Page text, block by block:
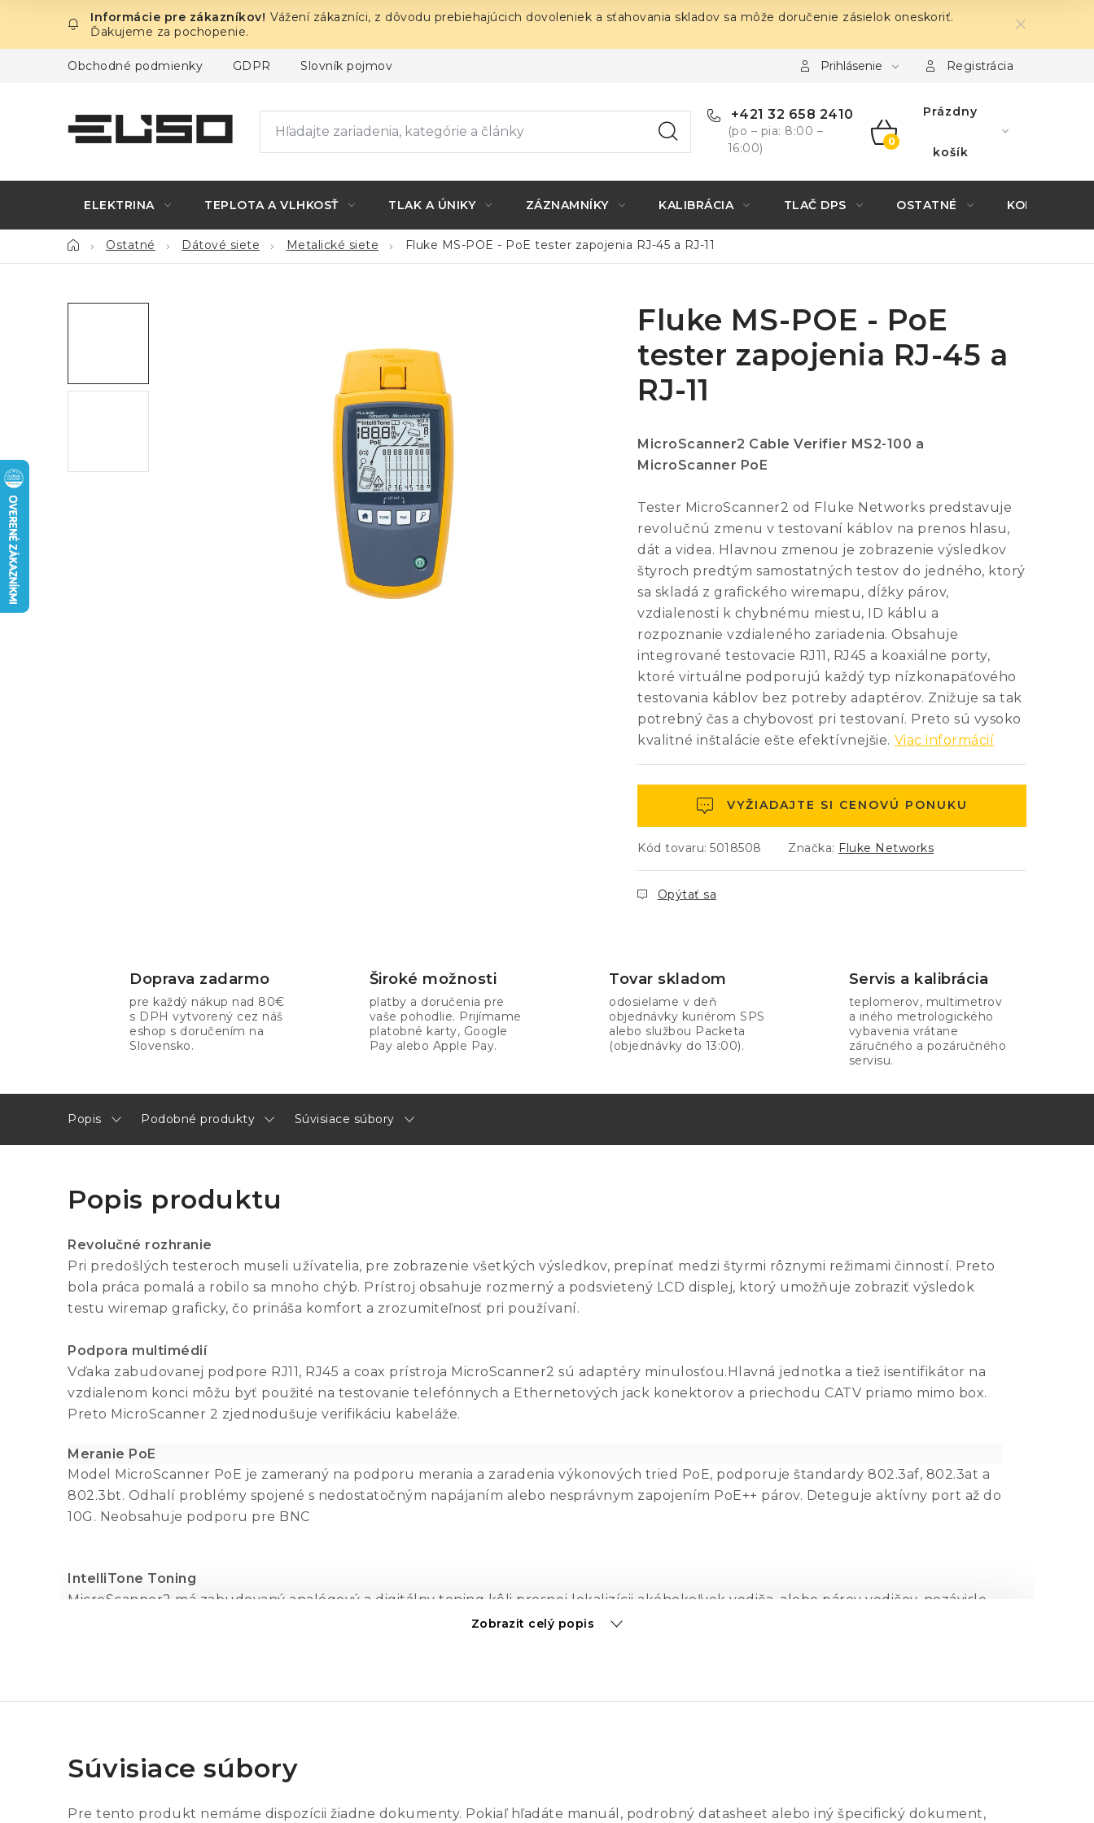
obsah
Vážení zákazníci, z dôvodu prebiehajúcich dovoleniek a sťahovania skladov sa môže doručenie zásielok oneskoriť.
Ďakujeme za pochopenie.
Obchodné podmienky GDPR Slovník pojmov Prihlásenie Registrácia
+421 32 658 2410
(po – pia: 8:00 –
16:00)
NÁKUPNÝ
Prázdny
košík
ELEKTRINA TEPLOTA A VLHKOSŤ TLAK A ÚNIKY ZÁZNAMNÍKY KALIBRÁCIA TLAČ DPS OSTATNÉ KONTAKTY
DomovOstatné Dátové siete Metalické siete Fluke MS-POE - PoE tester zapojenia RJ-45 a RJ-11
Fluke MS-POE - PoE
tester zapojenia RJ-45 a
RJ-11
MicroScanner2 Cable Verifier MS2-100 a
MicroScanner PoE
Tester MicroScanner2 od Fluke Networks predstavuje
revolučnú zmenu v testovaní káblov na prenos hlasu,
dát a videa. Hlavnou zmenou je zobrazenie výsledkov
štyroch predtým samostatných testov do jedného, ktorý
sa skladá z grafického wiremapu, dĺžky párov,
vzdialenosti k chybnému miestu, ID káblu a
rozpoznanie vzdialeného zariadenia. Obsahuje
integrované testovacie RJ11, RJ45 a koaxiálne porty,
ktoré virtuálne podporujú každý typ nízkonapäťového
testovania káblov bez potreby adaptérov. Znižuje sa tak
potrebný čas a chybovosť pri testovaní. Preto sú vysoko
kvalitné inštalácie ešte efektívnejšie. Viac informácií
VYŽIADAJTE SI CENOVÚ PONUKU
Kód tovaru: 5018508 Značka: Fluke Networks
Opýtať sa
Doprava zadarmo
pre každý nákup nad 80€
s DPH vytvorený cez náš
eshop s doručením na
Slovensko.
Široké možnosti
platby a doručenia pre
vaše pohodlie. Prijímame
platobné karty, Google
Pay alebo Apple Pay.
Tovar skladom
odosielame v deň
objednávky kuriérom SPS
alebo službou Packeta
(objednávky do 13:00).
Servis a kalibrácia
teplomerov, multimetrov
a iného metrologického
vybavenia vrátane
záručného a pozáručného
servisu.
Popis Podobné produkty Súvisiace súbory
Popis produktu
Revolučné rozhranie
Pri predošlých testeroch museli užívatelia, pre zobrazenie všetkých výsledkov, prepínať medzi štyrmi rôznymi režimami činností. Preto
bola práca pomalá a robilo sa mnoho chýb. Prístroj obsahuje rozmerný a podsvietený LCD displej, ktorý umožňuje zobraziť výsledok
testu wiremap graficky, čo prináša komfort a zrozumiteľnosť pri používaní.
Podpora multimédií
Vďaka zabudovanej podpore RJ11, RJ45 a coax prístroja MicroScanner2 sú adaptéry minulosťou.Hlavná jednotka a tiež isentifikátor na
vzdialenom konci môžu byť použité na testovanie telefónnych a Ethernetových jack konektorov a priechodu CATV priamo mimo box.
Preto MicroScanner 2 zjednodušuje verifikáciu kabeláže.
Meranie PoE
Model MicroScanner PoE je zameraný na podporu merania a zaradenia výkonových tried PoE, podporuje štandardy 802.3af, 802.3at a
802.3bt. Odhalí problémy spojené s nedostatočným napájaním alebo nesprávnym zapojením PoE++ párov. Deteguje aktívny port až do
10G. Neobsahuje podporu pre BNC
IntelliTone Toning
MicroScanner2 má zabudovaný analógový a digitálny toning kôli presnej lokalizícii akéhokoľvek vodiča, alebo párov vodičov, nezávisle
na pracovnom prostredí. Digitálny slúži na lokalizáciu dátovej kabeláže (Cat 5e/6/6a) vo zväzkoch, prepínačoch, spojovacích poliach,
Analógový režim sa používa na testovanie telefónnej kabeláže (Cat 3 a nižšie), ďalej na koaxiálnu kabeláž a bezpečnostné, poplašné,
identifikovať dvojice vodičov pred ich pevným spojením a identifikovať problémy s prenosom hlasu.
Detekcia služby VDV Service
Zobrazit celý popis
Súvisiace súbory
Pre tento produkt nemáme dispozícii žiadne dokumenty. Pokiaľ hľadáte manuál, podrobný datasheet alebo iný špecifický dokument,